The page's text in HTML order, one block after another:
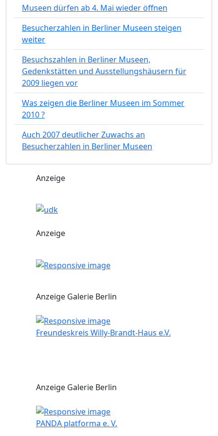
Museen dürfen ab 4. Mai wieder öffnen
Besucherzahlen in Berliner Museen steigen
weiter
Besuchszahlen in Berliner Museen,
Gedenkstätten und Ausstellungshäusern für
2009 liegen vor
Was zeigen die Berliner Museen im Sommer
2010 ?
Auch 2007 deutlicher Zuwachs an
Besucherzahlen in Berliner Museen
Anzeige
Anzeige
Anzeige Galerie Berlin
Freundeskreis Willy-Brandt-Haus e.V.
Anzeige Galerie Berlin
PANDA platforma e. V.